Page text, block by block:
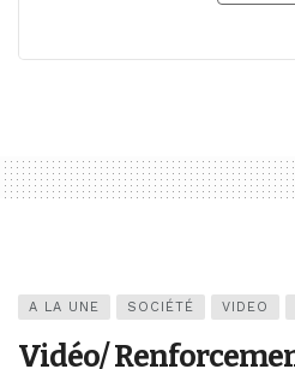
A LA UNE SOCIÉTÉ VIDEO
Vidéo/